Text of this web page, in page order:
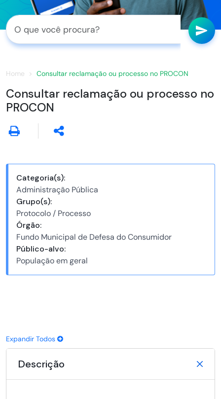
Home Consultar reclamação ou processo no PROCON
Consultar reclamação ou processo no
PROCON
Categoria(s):
Administração Pública
Grupo(s):
Protocolo / Processo
Órgão:
Fundo Municipal de Defesa do Consumidor
Público-alvo:
População em geral
Expandir Todos
Descrição